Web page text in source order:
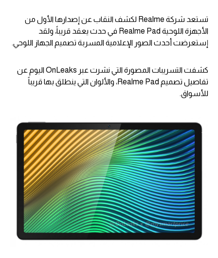
تستعد شركة Realme لكشف النقاب عن إصدارها الأول من
الأجهزة اللوحية Realme Pad في حدث يعقد قريباً، ولقد
إستعرضت أحدث الصور الإعلامية المسربة تصميم الجهاز اللوحي.
كشفت التسريبات المصورة التي نشرت عبر OnLeaks اليوم عن
تفاصيل تصميم Realme Pad، والألوان التي ينطلق بها قريباً
للأسواق.